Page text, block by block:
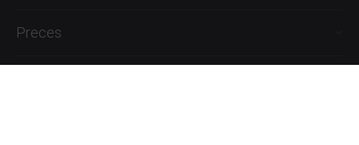
Preces